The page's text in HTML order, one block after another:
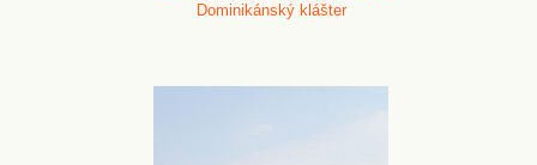
Dominikánský klášter